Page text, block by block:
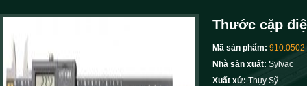
Thước cặp
Mã sản phẩm: 910.0502
Nhà sản xuất: Sylvac
Xuất xứ: Thụy Sỹ